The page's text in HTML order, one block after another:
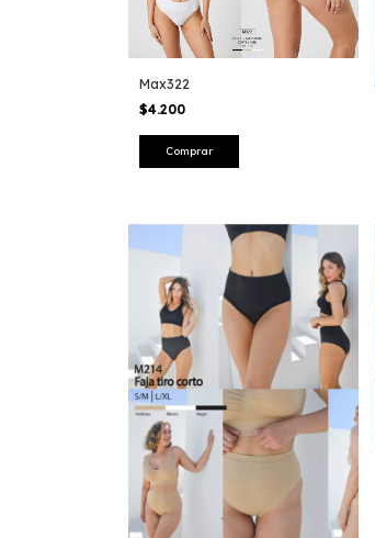
Max322
$4.200
Comprar